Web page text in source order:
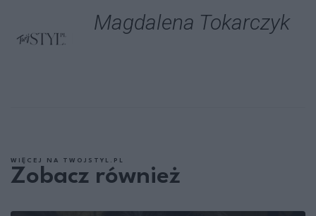
Magdalena Tokarczyk
WIĘCEJ NA TWOJSTYL.PL
Zobacz również